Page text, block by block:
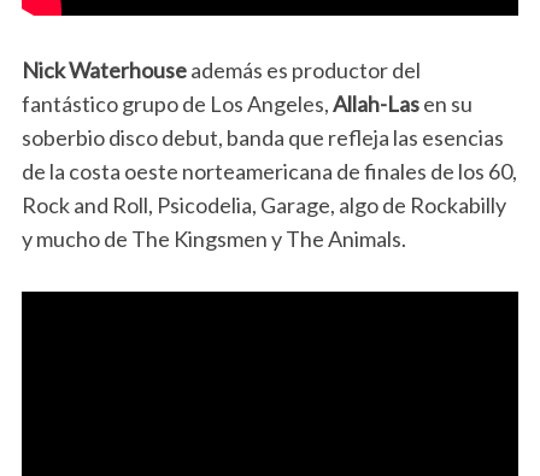
Nick Waterhouseademás es productor del
fantástico grupo de Los Angeles,Allah-Lasen su
soberbio disco debut, banda que refleja las esencias
de la costa oeste norteamericana de finales de los 60,
Rock and Roll, Psicodelia, Garage, algo de Rockabilly
y mucho de The Kingsmen y The Animals.